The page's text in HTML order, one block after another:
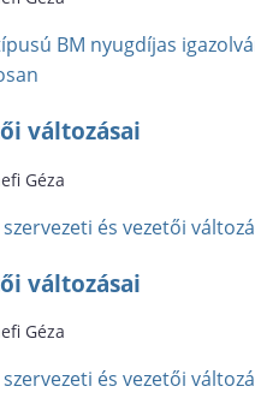
BM nyugdíjas
változásai
Géza
szervezeti és vezetői
változásai
Géza
szervezeti és vezetői